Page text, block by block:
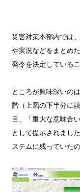
災害対策本部内では
や実況などをまとめ
発令を決定している
ところが興味深いの
階（上図の下半分に
目、「重大な意味合
として提示されまし
ステムに残っていた